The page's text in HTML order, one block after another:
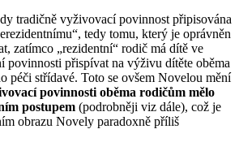
tradičně vyživovací povinnost připisována
tedy tomu, který je oprávněn
zatímco „rezidentní“ rodič má dítě ve
povinnosti přispívat na výživu dítěte oběma
péči střídavé. Toto se ovšem Novelou mění
povinnosti oběma rodičům mělo
postupem (podrobněji viz dále), což je
obrazu Novely paradoxně příliš